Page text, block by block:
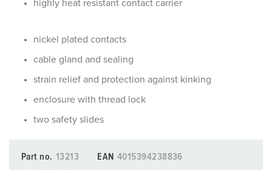
highly heat resistant contact carrier
nickel plated contacts
cable gland and sealing
strain relief and protection against kinking
enclosure with thread lock
two safety slides
Part no. 13213 EAN 4015394238836